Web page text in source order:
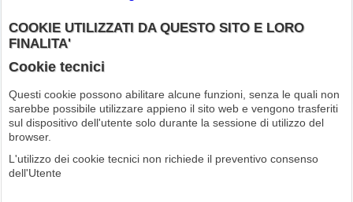
COOKIE UTILIZZATI DA QUESTO SITO E LORO
FINALITA'
Cookie tecnici
Questi cookie possono abilitare alcune funzioni, senza le quali non
sarebbe possibile utilizzare appieno il sito web e vengono trasferiti
sul dispositivo dell'utente solo durante la sessione di utilizzo del
browser.
L'utilizzo dei cookie tecnici non richiede il preventivo consenso
dell'Utente